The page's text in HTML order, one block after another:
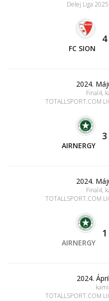
Delej Liga
FC SION
4
2024.
Final4,
TOTALLSPORT.COM
AIRNERGY
3
2024.
Final4,
TOTALLSPORT.COM
AIRNERGY
1
2024.
TOTALLSPORT.COM